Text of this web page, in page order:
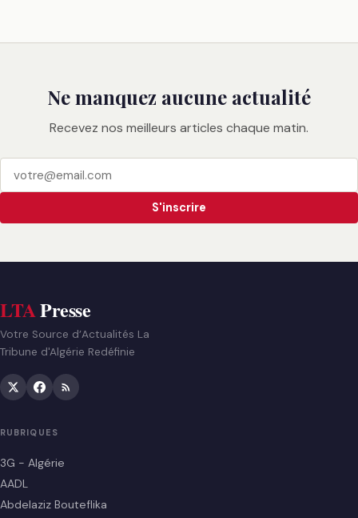
Ne manquez aucune actualité
Recevez nos meilleurs articles chaque matin.
S'inscrire
LTAPresse
Votre Source d’Actualités La
Tribune d'Algérie Redéfinie
RUBRIQUES
3G - Algérie
AADL
Abdelaziz Bouteflika